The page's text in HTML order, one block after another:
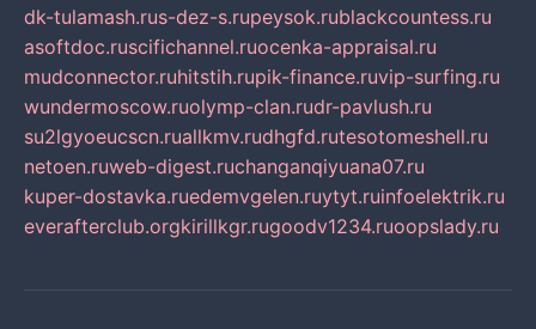
dk-tulamash.rus-dez-s.rupeysok.rublackcountess.ru
asoftdoc.ruscifichannel.ruocenka-appraisal.ru
mudconnector.ruhitstih.rupik-finance.ruvip-surfing.ru
wundermoscow.ruolymp-clan.rudr-pavlush.ru
su2lgyoeucscn.ruallkmv.rudhgfd.rutesotomeshell.ru
netoen.ruweb-digest.ruchanganqiyuana07.ru
kuper-dostavka.ruedemvgelen.ruytyt.ruinfoelektrik.ru
everafterclub.orgkirillkgr.rugoodv1234.ruoopslady.ru